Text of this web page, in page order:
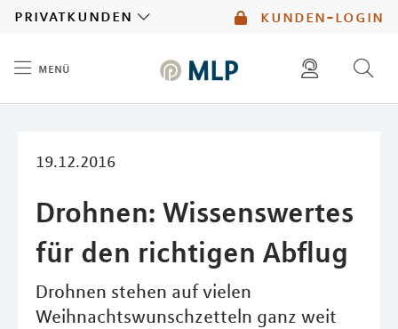
kunden-login
privatkunden
menü
19.12.2016
Drohnen: Wissenswertes
für den richtigen Abflug
Drohnen stehen auf vielen
Weihnachtswunschzetteln ganz weit